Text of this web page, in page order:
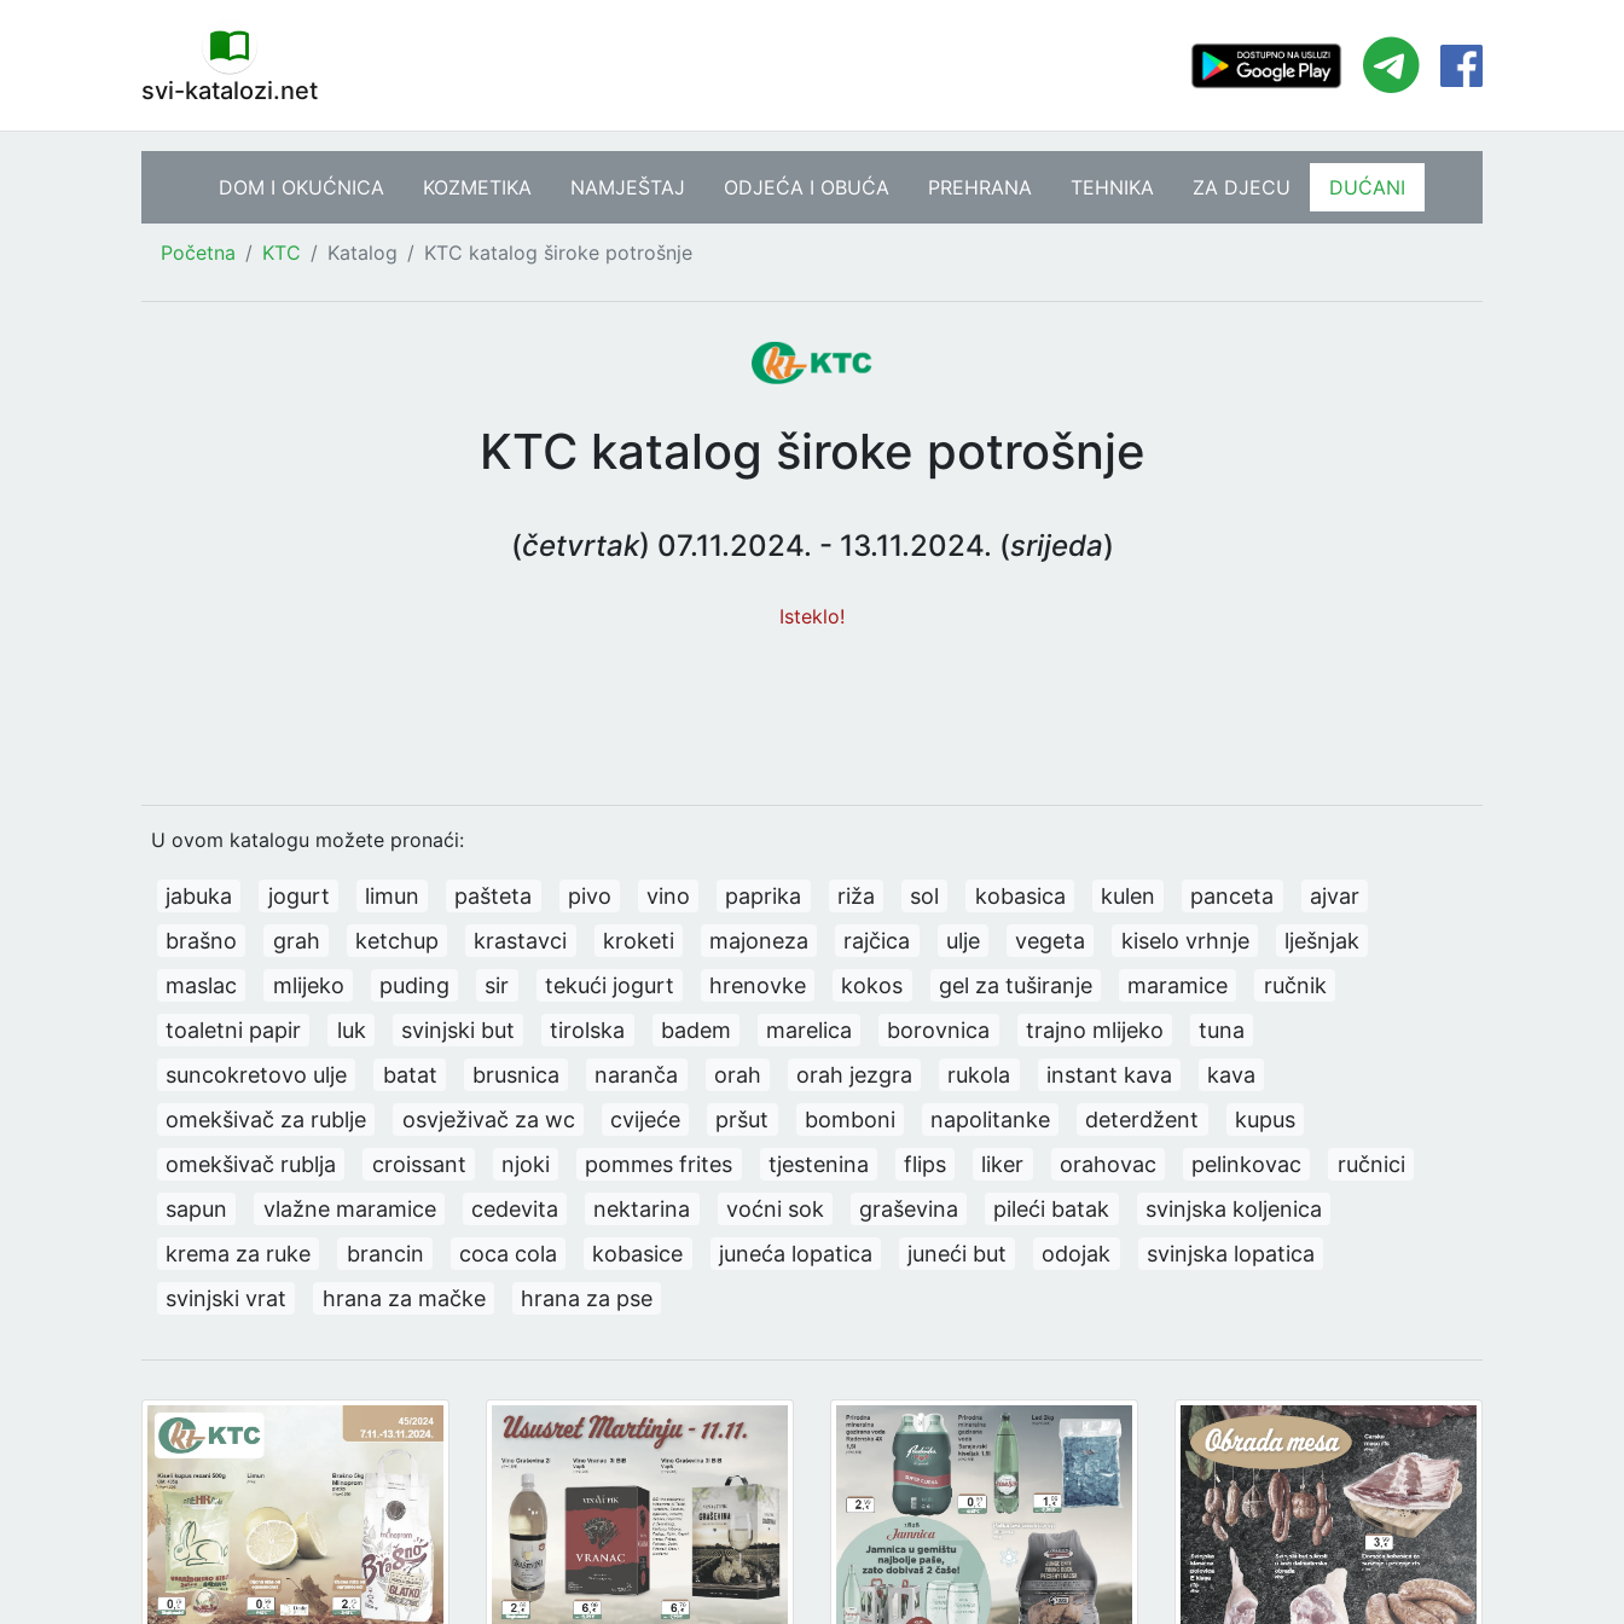
svi-katalozi.net
DOM I OKUĆNICA KOZMETIKA NAMJEŠTAJ ODJEĆA I OBUĆA PREHRANA TEHNIKA ZA DJECU DUĆANI
Početna KTC Katalog KTC katalog široke potrošnje
KTC katalog široke potrošnje
(četvrtak) 07.11.2024. - 13.11.2024. (srijeda)
Isteklo!
U ovom katalogu možete pronaći:
jabuka jogurt limun pašteta pivo vino paprika riža sol kobasica kulen panceta
ajvar
brašno
grah ketchup krastavci kroketi majoneza rajčica ulje vegeta kiselo vrhnje
lješnjak
maslac
mlijeko puding sir tekući jogurt hrenovke kokos gel za tuširanje maramice
ručnik
toaletni papir
luk svinjski but tirolska badem marelica borovnica trajno mlijeko
tuna
suncokretovo ulje
batat brusnica naranča orah orah jezgra rukola instant kava
kava
omekšivač za rublje
osvježivač za wc cvijeće pršut bomboni napolitanke deterdžent
kupus
omekšivač rublja
croissant njoki pommes frites tjestenina flips liker orahovac pelinkovac
ručnici
sapun
vlažne maramice cedevita nektarina voćni sok graševina pileći batak
svinjska koljenica
krema za ruke
brancin coca cola kobasice juneća lopatica juneći but odojak
svinjska lopatica
svinjski vrat
hrana za mačke hrana za pse